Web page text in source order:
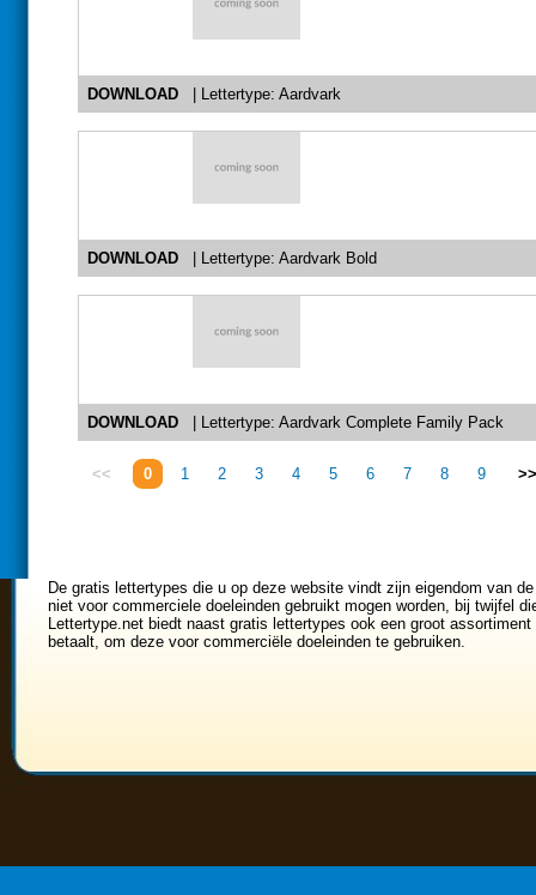
DOWNLOAD | Lettertype: Aardvark
DOWNLOAD | Lettertype: Aardvark Bold
DOWNLOAD | Lettertype: Aardvark Complete Family Pack
<< 0 1 2 3 4 5 6 7 8 9 >>
De gratis lettertypes die u op deze website vindt zijn eigendom van
niet voor commerciele doeleinden gebruikt mogen worden, bij twijfel
Lettertype.net biedt naast gratis lettertypes ook een groot
betaalt, om deze voor commerciële doeleinden te gebruiken.